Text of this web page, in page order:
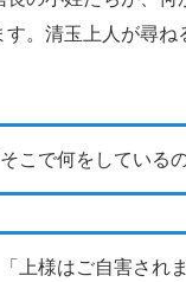
す。清玉上人が尋ね
こで何をしている
上様はご自害されま